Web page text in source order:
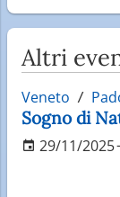
Altri
Veneto
Sogno di
29/11/2025